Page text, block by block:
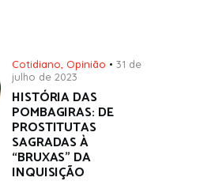
Cotidiano Opinião
31 de
julho de 2023
HISTÓRIA DAS
POMBAGIRAS: DE
PROSTITUTAS
SAGRADAS À
“BRUXAS” DA
INQUISIÇÃO